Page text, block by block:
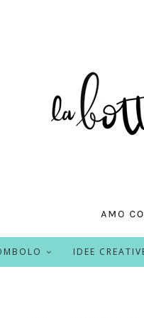
IDEE